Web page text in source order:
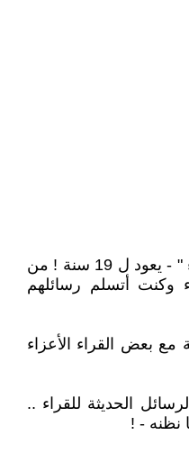
مقال أثري ! " مع رسائل القراء " - يعود ل 19 سنة ! من
وكنت أتسلم رسائلهم
مع بعض القراء الأعزاء
الرسائل الحديثة للقراء ..
نظنه - !